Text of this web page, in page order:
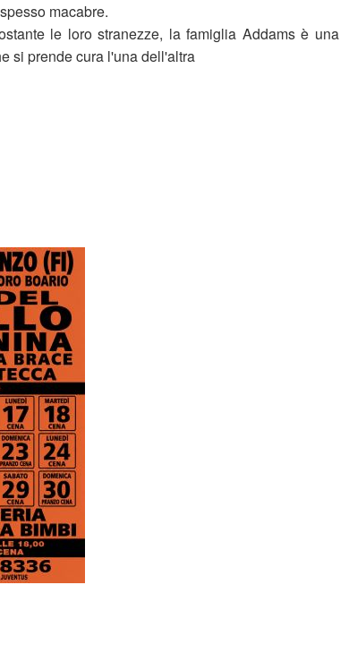
macabre.
le loro stranezze, la famiglia Addams è una
si prende cura l'una dell'altra